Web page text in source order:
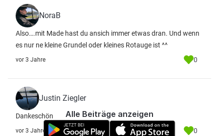
NoraB
Also….mit Made hast du ansich immer etwas dran. Und wenn
es nur ne kleine Grundel oder kleines Rotauge ist ^^
vor 3 Jahre 0
Justin Ziegler
Dankeschön
vor 3 Jahre 0
Alle Beiträge anzeigen